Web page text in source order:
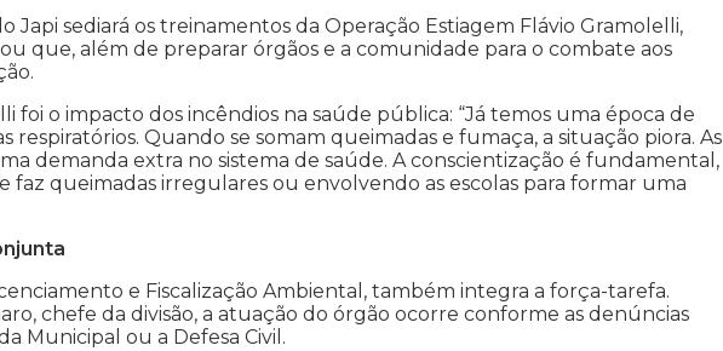
Japi sediará os treinamentos da Operação Estiagem Flávio Gramolelli,
que, além de preparar órgãos e a comunidade para o combate aos
o impacto dos incêndios na saúde pública: “Já temos uma época de
Quando se somam queimadas e fumaça, a situação piora. As
demanda extra no sistema de saúde. A conscientização é fundamental,
faz queimadas irregulares ou envolvendo as escolas para formar uma
e Fiscalização Ambiental, também integra a força-tarefa.
chefe da divisão, a atuação do órgão ocorre conforme as denúncias
Municipal ou a Defesa Civil.